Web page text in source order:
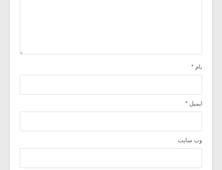
نام *
ایمیل *
وب‌ سایت